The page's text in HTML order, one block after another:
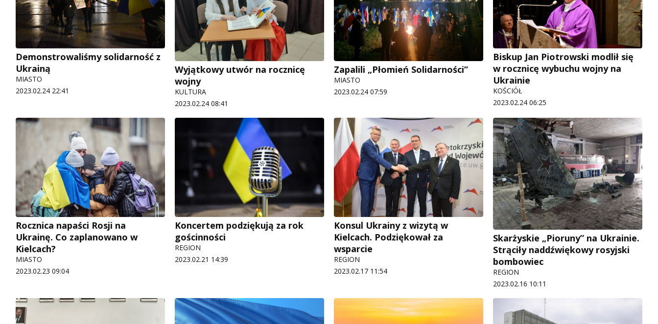
Demonstrowaliśmy solidarność z
Ukrainą
MIASTO
2023.02.24 22:41
Wyjątkowy utwór na rocznicę
wojny
KULTURA
2023.02.24 08:41
Zapalili „Płomień Solidarności”
MIASTO
2023.02.24 07:59
Biskup Jan Piotrowski modlił się
w rocznicę wybuchu wojny na
Ukrainie
KOŚCIÓŁ
2023.02.24 06:25
Rocznica napaści Rosji na
Ukrainę. Co zaplanowano w
Kielcach?
MIASTO
2023.02.23 09:04
Koncertem podziękują za rok
gościnności
REGION
2023.02.21 14:39
Konsul Ukrainy z wizytą w
Kielcach. Podziękował za
wsparcie
REGION
2023.02.17 11:54
Skarżyskie „Pioruny” na Ukrainie.
Strąciły naddźwiękowy rosyjski
bombowiec
REGION
2023.02.16 10:11